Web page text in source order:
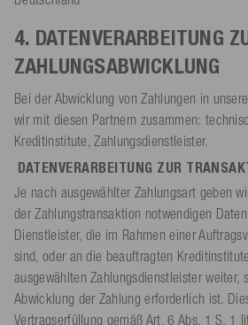
4. DATENVERARBEITUNG
ZAHLUNGSABWICKLUNG
Bei der Abwicklung von Zahlungen in
wir mit diesen Partnern zusammen:
Kreditinstitute, Zahlungsdienstleister.
DATENVERARBEITUNG ZUR
Je nach ausgewählter Zahlungsart geben
der Zahlungstransaktion notwendigen
Dienstleister, die im Rahmen einer
sind, oder an die beauftragten
ausgewählten Zahlungsdienstleister weiter,
Abwicklung der Zahlung erforderlich ist.
Vertragserfüllung gemäß Art. 6 Abs. 1 S. 1